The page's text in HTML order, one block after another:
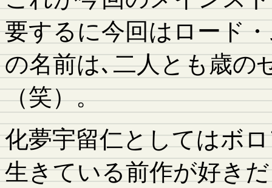
要するに今回はロード
の名前は､二人とも歳の
（笑）。
化夢宇留仁としてはボ
生きている前作が好き